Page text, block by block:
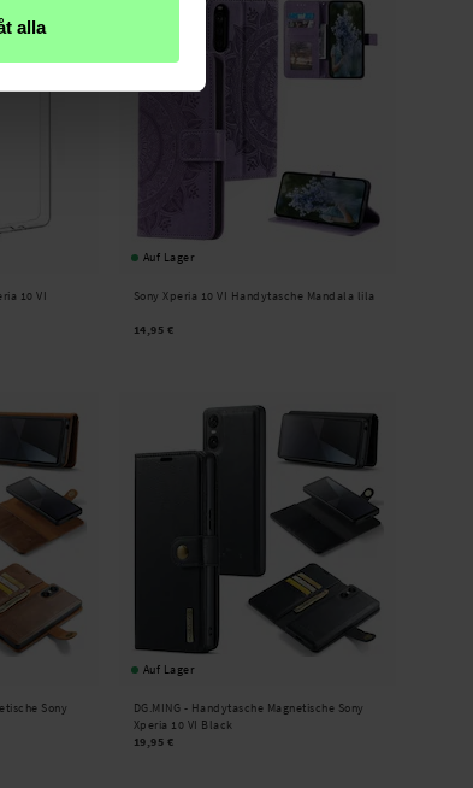
alla
10 VI
Auf Lager
Sony Xperia 10 VI Handytasche Mandala lila
14,95 €
Sony
Auf Lager
DG.MING - Handytasche Magnetische Sony
Xperia 10 VI Black
19,95 €